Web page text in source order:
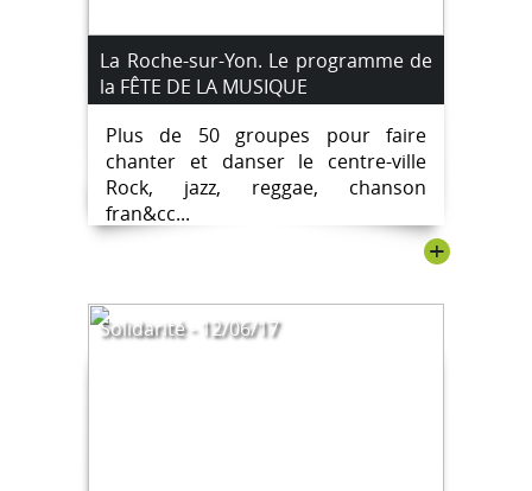
La Roche-sur-Yon. Le programme de
la FÊTE DE LA MUSIQUE
Plus de 50 groupes pour faire
chanter et danser le centre-ville
Rock, jazz, reggae, chanson
fran&cc...
+
Solidarité - 12/06/17